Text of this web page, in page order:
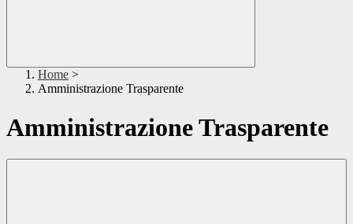
Home >
Amministrazione Trasparente
Amministrazione Trasparente